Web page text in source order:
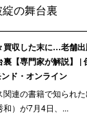
綻の舞台裏
買収した末に…老舗
【専門家が解説】 |
ド・オンライン
連の書籍で知られ
和）が7月4日、...